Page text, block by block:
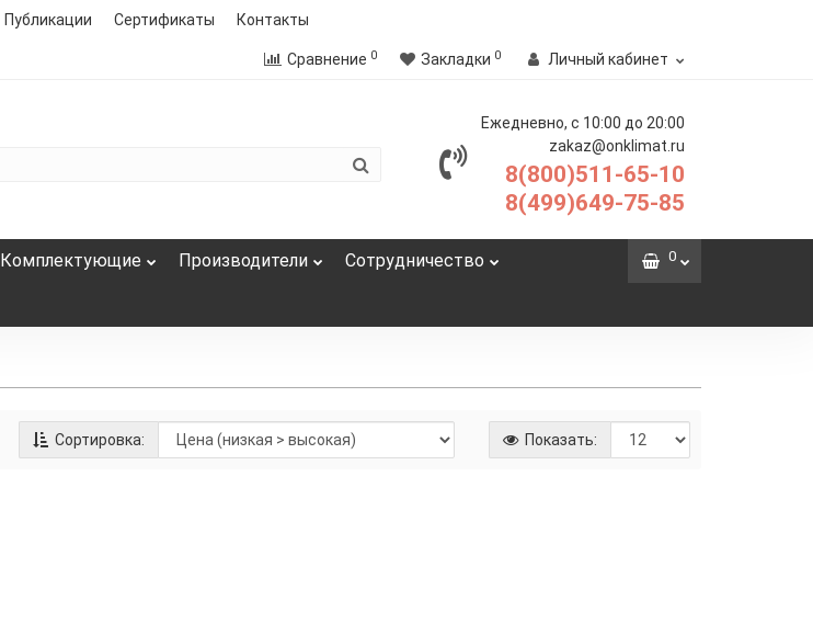
Публикации Сертификаты Контакты
Сравнение 0 Закладки 0 Личный кабинет
Ежедневно, с 10:00 до 20:00
zakaz@onklimat.ru
8(800)511-65-10
8(499)649-75-85
Комплектующие Производители Сотрудничество 0
Сортировка: Показать: